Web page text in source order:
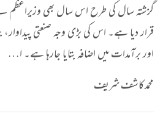
گزشتہ سال کی طرح اس سال بھی وزیراعظم
قرار دیا ہے۔ اس کی بڑی وجہ صنعتی
اور برآمدات میں اضافہ بتایا جارہا ہے۔ ا…
محمد کاشف شریف